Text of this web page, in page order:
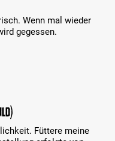
Wenn mal wieder
gegessen.
Füttere meine